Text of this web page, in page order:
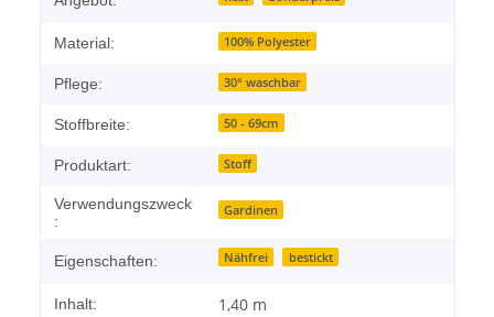
Material: 100% Polyester
Pflege: 30° waschbar
Stoffbreite: 50 - 69cm
Produktart: Stoff
Verwendungszweck
:
Gardinen
Eigenschaften: Nähfrei bestickt
Inhalt: 1,40 m